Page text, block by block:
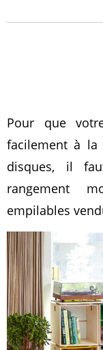
Pour que
facilement à la
disques, il
rangement
empilables